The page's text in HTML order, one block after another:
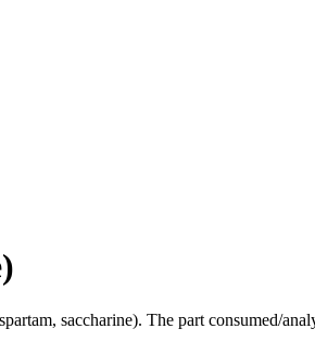
saccharine). The part consumed/